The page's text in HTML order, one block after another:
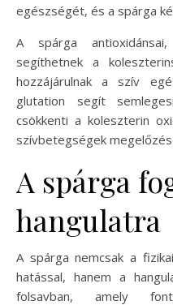
egészségét, és a spárga
A spárga
segíthetnek a
hozzájárulnak a szív
glutation segít
csökkenti a koleszterin
szívbetegségek
A spárga
hangulatra
A spárga nemcsak a
hatással, hanem a
folsavban, amely